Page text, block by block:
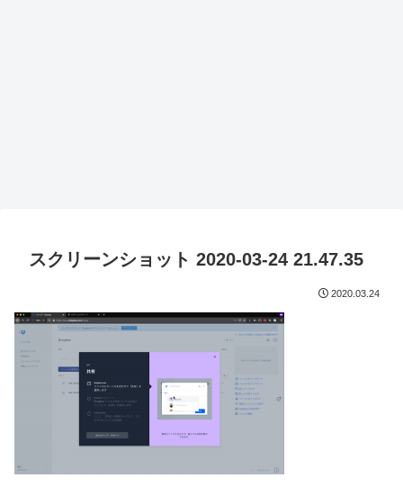
スクリーンショット 2020-03-24 21.47.35
2020.03.24